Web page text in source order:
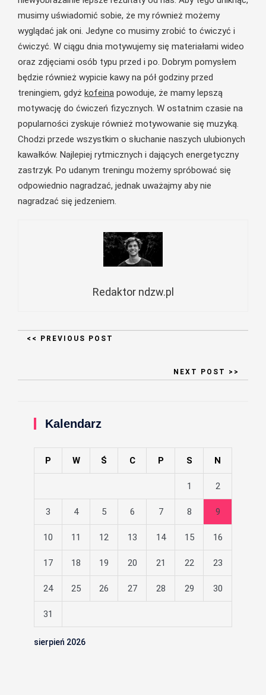
musimy uświadomić sobie, że my również możemy
wyglądać jak oni. Jedyne co musimy zrobić to ćwiczyć i
ćwiczyć. W ciągu dnia motywujemy się materiałami wideo
oraz zdjęciami osób typu przed i po. Dobrym pomysłem
będzie również wypicie kawy na pół godziny przed
treningiem, gdyż kofeina powoduje, że mamy lepszą
motywację do ćwiczeń fizycznych. W ostatnim czasie na
popularności zyskuje również motywowanie się muzyką.
Chodzi przede wszystkim o słuchanie naszych ulubionych
kawałków. Najlepiej rytmicznych i dających energetyczny
zastrzyk. Po udanym treningu możemy spróbować się
odpowiednio nagradzać, jednak uważajmy aby nie
nagradzać się jedzeniem.
Redaktor ndzw.pl
<< PREVIOUS POST
NEXT POST >>
Kalendarz
sierpień 2026
P W Ś C P S N
1 2
3 4 5 6 7 8 9
10 11 12 13 14 15 16
17 18 19 20 21 22 23
24 25 26 27 28 29 30
31